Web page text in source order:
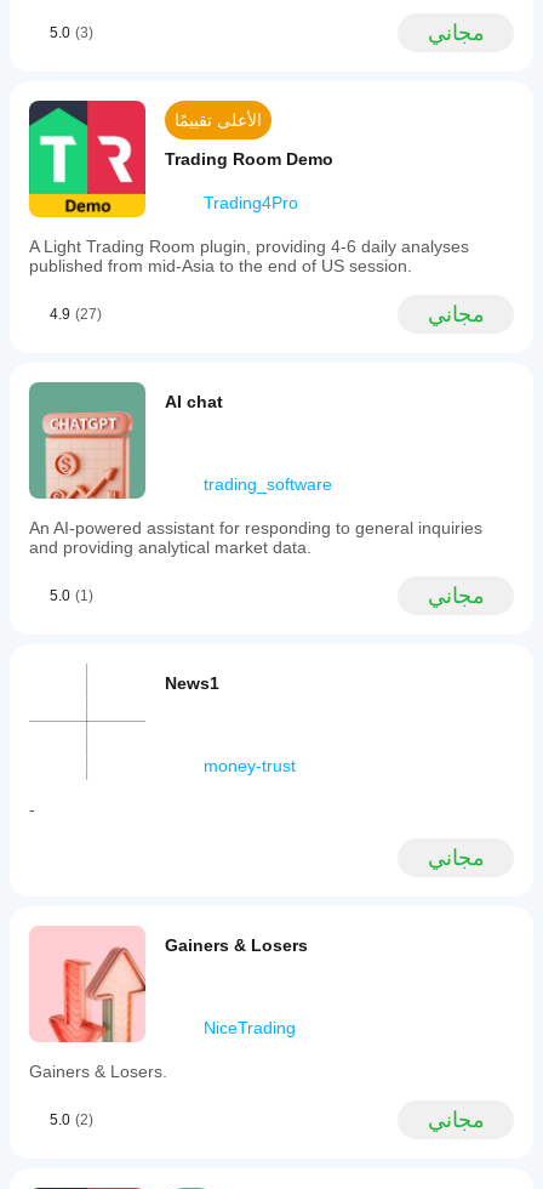
5.0 (3) مجاني
الأعلى تقييمًا
Trading Room Demo
Trading4Pro
A Light Trading Room plugin, providing 4-6 daily analyses
published from mid-Asia to the end of US session.
4.9 (27) مجاني
AI chat
trading_software
An AI-powered assistant for responding to general inquiries
and providing analytical market data.
5.0 (1) مجاني
News1
money-trust
-
مجاني
Gainers & Losers
NiceTrading
Gainers & Losers.
5.0 (2) مجاني